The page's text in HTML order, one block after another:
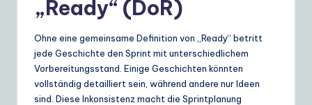
„Ready“ (DoR)
Ohne eine gemeinsame Definition von „Ready“ betritt
jede Geschichte den Sprint mit unterschiedlichem
Vorbereitungsstand. Einige Geschichten könnten
vollständig detailliert sein, während andere nur Ideen
sind. Diese Inkonsistenz macht die Sprintplanung